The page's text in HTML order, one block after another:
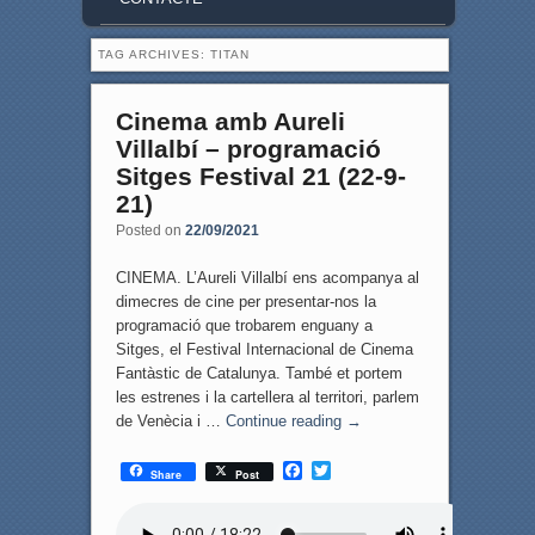
TAG ARCHIVES: TITAN
Cinema amb Aureli
Villalbí – programació
Sitges Festival 21 (22-9-
21)
Posted on 22/09/2021
CINEMA. L’Aureli Villalbí ens acompanya al
dimecres de cine per presentar-nos la
programació que trobarem enguany a
Sitges, el Festival Internacional de Cinema
Fantàstic de Catalunya. També et portem
les estrenes i la cartellera al territori, parlem
de Venècia i … Continue reading →
Share Post
F
T